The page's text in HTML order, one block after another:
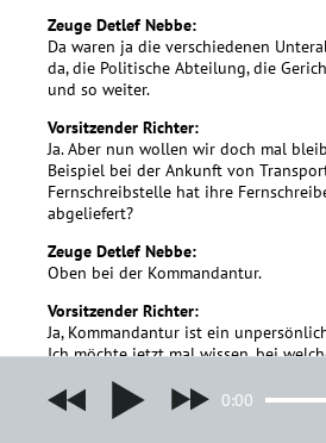
Zeuge Detlef Nebbe:
Da waren ja die verschiedenen
da, die Politische Abteilung, die
und so weiter.
Vorsitzender Richter:
Ja. Aber nun wollen wir doch mal
Beispiel bei der Ankunft von
Fernschreibstelle hat ihre
abgeliefert?
Zeuge Detlef Nebbe:
Oben bei der Kommandantur.
Vorsitzender Richter:
Ja, Kommandantur ist ein
Ich möchte jetzt mal wissen, bei
Zeuge Detlef Nebbe:
Das wurde an sich oben bei uns
0:00